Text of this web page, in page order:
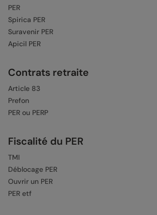
PER
Spirica PER
Suravenir PER
Apicil PER
Contrats retraite
Article 83
Prefon
PER ou PERP
Fiscalité du PER
TMI
Déblocage PER
Ouvrir un PER
PER etf